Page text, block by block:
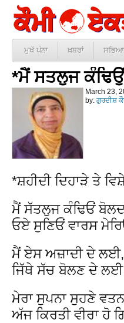
ਮੁਖੱ ਪੰਨਾ ਖ਼ਬਰਾਂ
*ਮੈਂ ਸਤਲੁਜ
March 23,
by: ਗੁਰਦੀਸ਼
*ਸ਼ਹੀਦੀ ਦਿਹਾੜੇ ਤੇ
ਮੈਂ ਸੱਤਲੁਜ ਕੰਢਿਓਂ
ਓਏ ਸੁਣਿਓਂ ਵਾਰਸ
ਮੈਂ ਏਸ ਅਜ਼ਾਦੀ ਦੇ ਲਈ,
ਜਿੱਥੇ ਸੱਚ ਬੋਲਣ ਦੇ
ਮੇਰਾ ਸੁਪਨਾ ਸੁਹਣੇ
ਅੱਜ ਕਿਰਤੀ ਵੀਰਾ